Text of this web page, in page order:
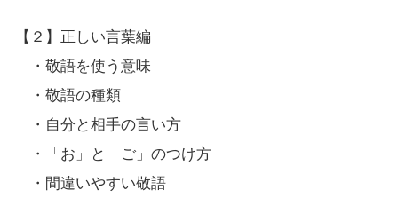
【２】正しい言葉編
・敬語を使う意味
・敬語の種類
・自分と相手の言い方
・「お」と「ご」のつけ方
・間違いやすい敬語